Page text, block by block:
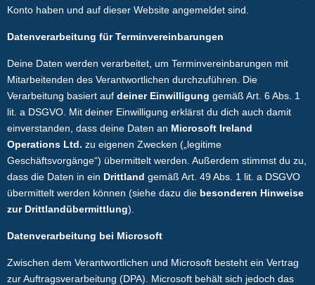
Konto haben und auf dieser Website angemeldet sind.
Datenverarbeitung für Terminvereinbarungen
Deine Daten werden verarbeitet, um Terminvereinbarungen mit
Mitarbeitenden des Verantwortlichen durchzuführen. Die
Verarbeitung basiert auf deiner Einwilligung gemäß Art. 6 Abs. 1
lit. a DSGVO. Mit deiner Einwilligung erklärst du dich auch damit
einverstanden, dass deine Daten an Microsoft Ireland
Operations Ltd. zu eigenen Zwecken („legitime
Geschäftsvorgänge“) übermittelt werden. Außerdem stimmst du zu,
dass die Daten in ein Drittland gemäß Art. 49 Abs. 1 lit. a DSGVO
übermittelt werden können (siehe dazu die besonderen Hinweise
zur Drittlandübermittlung).
Datenverarbeitung bei Microsoft
Zwischen dem Verantwortlichen und Microsoft besteht ein Vertrag
zur Auftragsverarbeitung (DPA). Microsoft behält sich jedoch das